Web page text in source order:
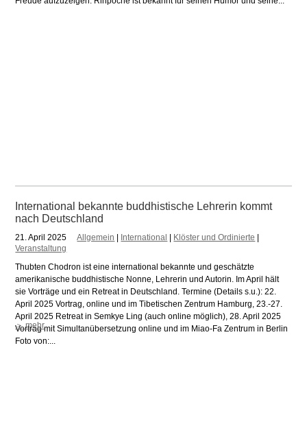
International bekannte buddhistische Lehrerin kommt
nach Deutschland
21. April 2025 Allgemein International Klöster und Ordinierte
Veranstaltung
Thubten Chodron ist eine international bekannte und geschätzte
amerikanische buddhistische Nonne, Lehrerin und Autorin. Im April hält
sie Vorträge und ein Retreat in Deutschland. Termine (Details s.u.): 22.
April 2025 Vortrag, online und im Tibetischen Zentrum Hamburg, 23.-27.
April 2025 Retreat in Semkye Ling (auch online möglich), 28. April 2025
Vortrag mit Simultanübersetzung online und im Miao-Fa Zentrum in Berlin
Foto von:...
＞ mehr